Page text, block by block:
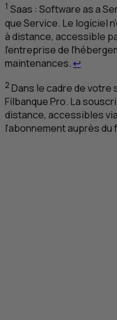
1 Saas : Software as a
que Service. Le logiciel
à distance, accessible
l’entreprise de
maintenances. ↩Retour
2 Dans le cadre de votre
Filbanque Pro. La
distance, accessibles
l’abonnement auprès